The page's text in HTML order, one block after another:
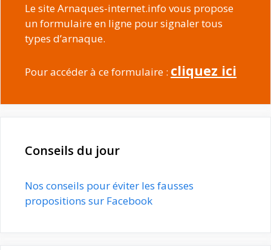
Le site Arnaques-internet.info vous propose
un formulaire en ligne pour signaler tous
types d’arnaque.
Pour accéder à ce formulaire : cliquez ici
Conseils du jour
Nos conseils pour éviter les fausses
propositions sur Facebook